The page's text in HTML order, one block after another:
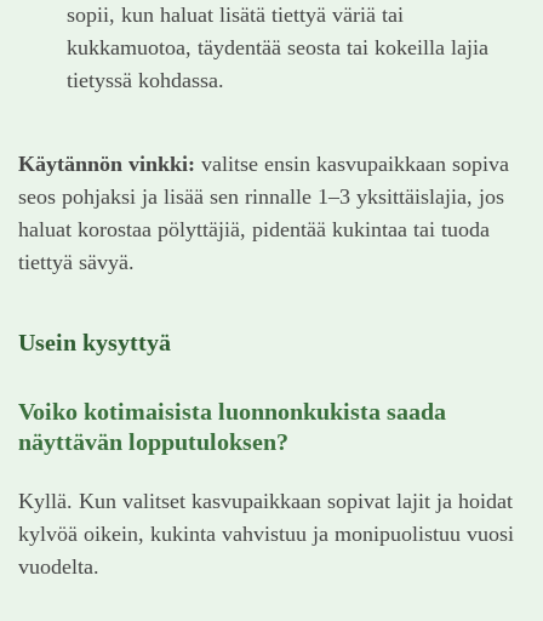
sopii, kun haluat lisätä tiettyä väriä tai
kukkamuotoa, täydentää seosta tai kokeilla lajia
tietyssä kohdassa.
Käytännön vinkki: valitse ensin kasvupaikkaan sopiva
seos pohjaksi ja lisää sen rinnalle 1–3 yksittäislajia, jos
haluat korostaa pölyttäjiä, pidentää kukintaa tai tuoda
tiettyä sävyä.
Usein kysyttyä
Voiko kotimaisista luonnonkukista saada
näyttävän lopputuloksen?
Kyllä. Kun valitset kasvupaikkaan sopivat lajit ja hoidat
kylvöä oikein, kukinta vahvistuu ja monipuolistuu vuosi
vuodelta.